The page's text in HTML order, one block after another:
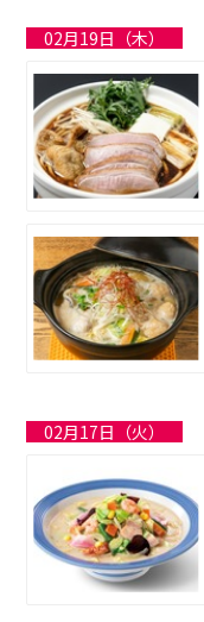
02月19日（木）
02月17日（火）